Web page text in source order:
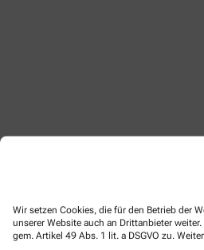
Wir setzen Cookies, die für den Betrieb der
unserer Website auch an Drittanbieter
gem. Artikel 49 Abs. 1 lit. a DSGVO zu.